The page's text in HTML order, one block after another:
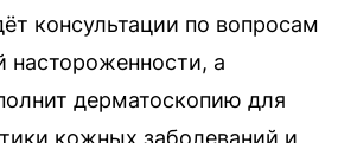
консультации по вопросам
настороженности, а
дерматоскопию для
кожных заболеваний и